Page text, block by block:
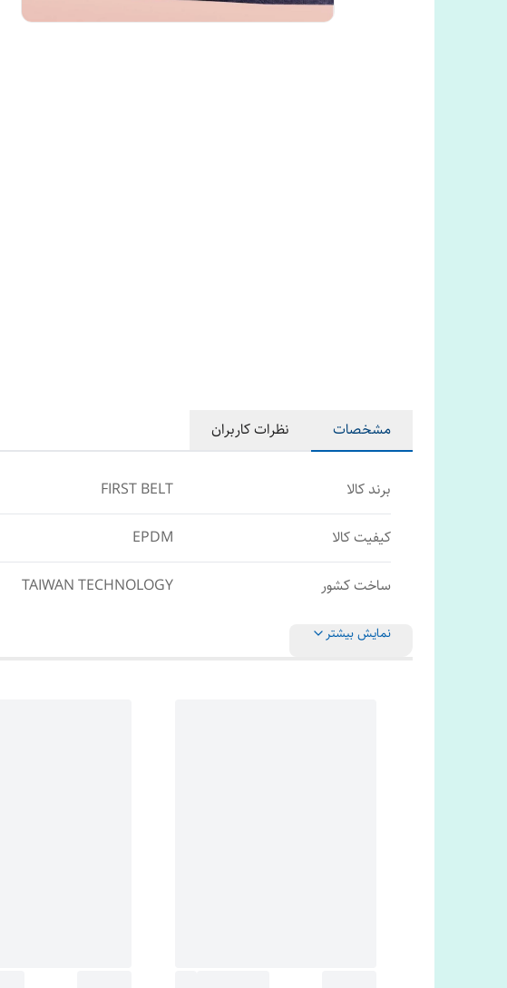
مشخصات نظرات کاربران
برند کالا FIRST BELT
کیفیت کالا EPDM
ساخت کشور TAIWAN TECHNOLOGY
نمایش بیشتر